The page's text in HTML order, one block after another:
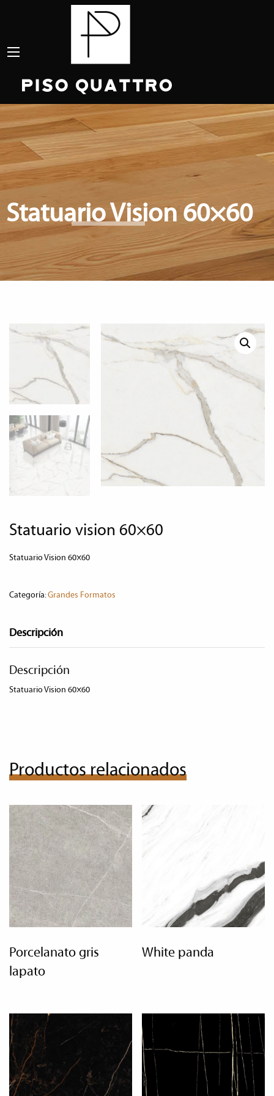
Statuario Vision 60×60
statuario vision 60×60
Statuario Vision 60×60
Categoría:Grandes Formatos
Descripción
Descripción
Statuario Vision 60×60
Productos relacionados
porcelanato gris
lapato
white panda